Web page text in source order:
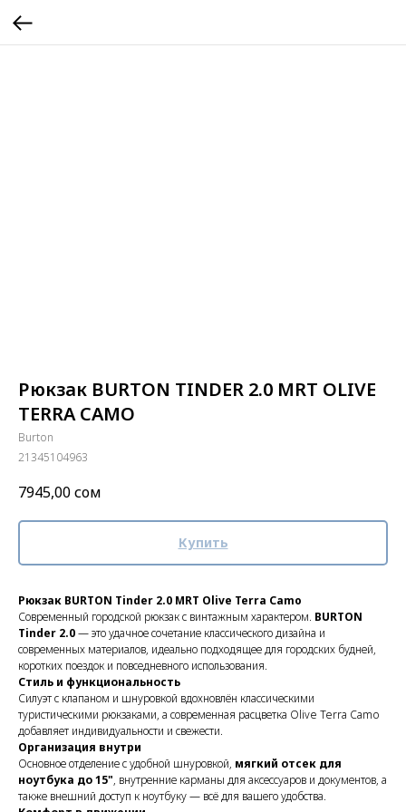
Рюкзак BURTON TINDER 2.0 MRT OLIVE
TERRA CAMO
Burton
21345104963
7945,00сом
Купить
Рюкзак BURTON Tinder 2.0 MRT Olive Terra Camo
Современный городской рюкзак с винтажным характером. BURTON
Tinder 2.0— это удачное сочетание классического дизайна и
современных материалов, идеально подходящее для городских будней,
коротких поездок и повседневного использования.
Стиль и функциональность
Силуэт с клапаном и шнуровкой вдохновлён классическими
туристическими рюкзаками, а современная расцветка Olive Terra Camo
добавляет индивидуальности и свежести.
Организация внутри
Основное отделение с удобной шнуровкой, мягкий отсек для
ноутбука до 15", внутренние карманы для аксессуаров и документов, а
также внешний доступ к ноутбуку — всё для вашего удобства.